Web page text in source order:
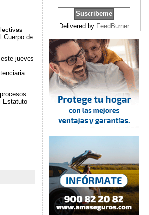
Cuerpo de
jueves
Estatuto
Delivered by FeedBurner